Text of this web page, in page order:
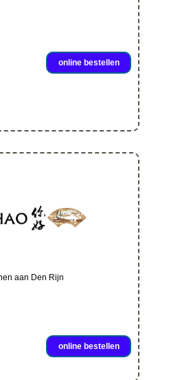
online bestellen
aan Den Rijn
online bestellen